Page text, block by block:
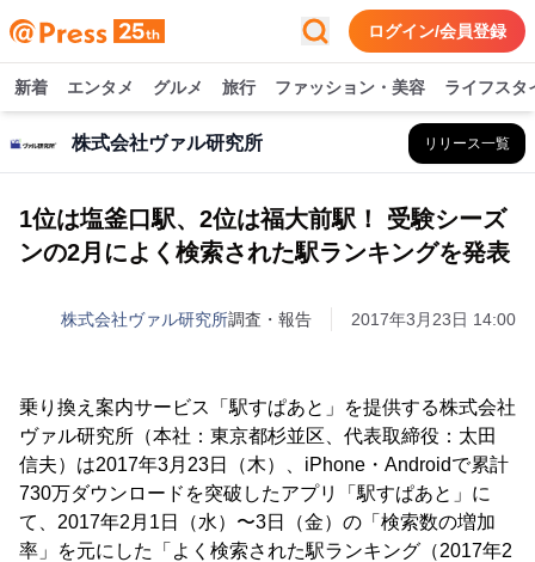
ログイン/会員登録
新着 エンタメ グルメ 旅行 ファッション・美容 ライフスタ
株式会社ヴァル研究所 リリース一覧
1位は塩釜口駅、2位は福大前駅！ 受験シーズ
ンの2月によく検索された駅ランキングを発表
株式会社ヴァル研究所調査・報告 2017年3月23日 14:00
乗り換え案内サービス「駅すぱあと」を提供する株式会社
ヴァル研究所（本社：東京都杉並区、代表取締役：太田
信夫）は2017年3月23日（木）、iPhone・Androidで累計
730万ダウンロードを突破したアプリ「駅すぱあと」に
て、2017年2月1日（水）〜3日（金）の「検索数の増加
率」を元にした「よく検索された駅ランキング（2017年2